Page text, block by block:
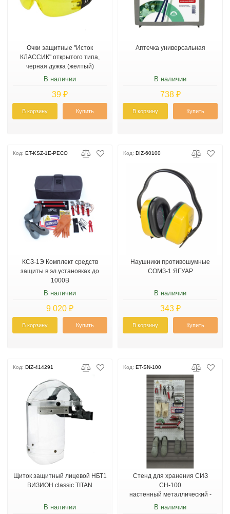
Очки защитные "Исток
КЛАССИК" открытого типа,
черная дужка (желтый)
В наличии
39 ₽
В корзину Купить
Аптечка универсальная
В наличии
738 ₽
В корзину Купить
Код: ET-KSZ-1E-PECO
КСЗ-1Э Комплект средств
защиты в эл.установках до
1000В
В наличии
9 020 ₽
В корзину Купить
Код: DIZ-60100
Наушники противошумные
СОМЗ-1 ЯГУАР
В наличии
343 ₽
В корзину Купить
Код: DIZ-414291
Щиток защитный лицевой НБТ1
ВИЗИОН classic TITAN
В наличии
Код: ET-SN-100
Стенд для хранения СИЗ
СН-100
настенный металлический -
высота 1000 мм
В наличии